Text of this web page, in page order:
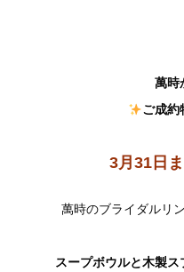
萬時
ご成約
3月31日
萬時のブライダルリ
スープボウルと木製ス